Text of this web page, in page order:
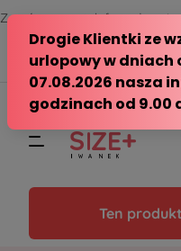
Zamów przez telefon od
570 390 351
Ten